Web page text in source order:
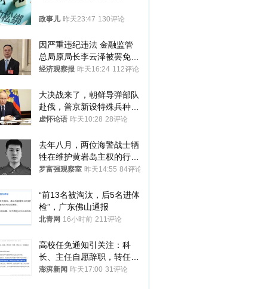
政事儿 昨天23:47 130评论
因严重违纪违法 金融监管
总局原局长李云泽被罢免全
国人大代表
经济观察报 昨天16:24 112评论
大决战来了，朝鲜导弹部队
赴俄，普京新设特殊兵种，
76岁老将扛旗
虚怀论语 昨天10:28 28评论
去年八月，两位海警战士牺
牲在维护黄岩岛主权的行动
中
罗富强观察室 昨天14:55 84评论
“前13名被淘汰，后5名进体
检”，广东佛山通报
北青网 16小时前 211评论
高校任免通知引关注：科
长、主任自愿辞职，转任思
政辅导员
澎湃新闻 昨天17:00 31评论